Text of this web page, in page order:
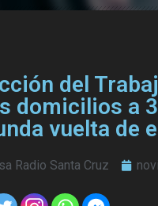
del
domicilios a
vuelta de
Radio Santa Cruz